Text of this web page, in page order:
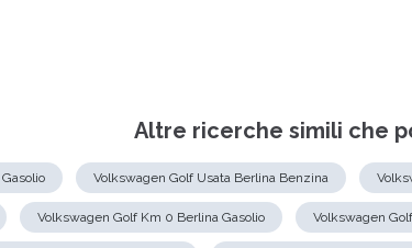
Altre ricerche simili che
Volkswagen Golf Usata Berlina Benzina
Volkswagen Golf Km 0 Berlina Gasolio Volkswagen